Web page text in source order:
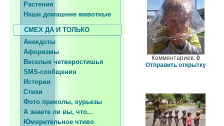
Растения
Наши домашние животные
СМЕХ ДА И ТОЛЬКО
Анекдоты
Афоризмы
Веселые четверостишья
SMS-сообщения
Истории
Стихи
Фото приколы, курьезы
А знаете ли вы, что...
Юморительное чтиво
Комментариев: 0
Отправить открытку